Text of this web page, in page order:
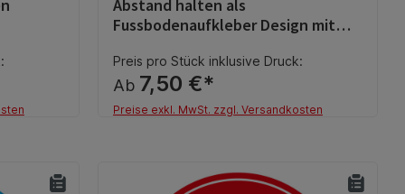
Abstand halten als
Fussbodenaufkleber Design mit
Preis pro Stück inklusive Druck:
Ab 7,50 €*
Preise exkl. MwSt. zzgl. Versandkosten